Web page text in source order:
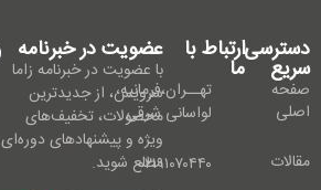
دسترسی
سریع
صفحه
اصلی
مقالات
ارتباط با
ما
تهــران،فرمانیه،
لواسانی شرقی
۰۲۱۹۱۰۷۰۴۴۰
عضویت در خبرنامه
با عضویت در خبرنامه زاما
سرویس، از جدیدترین
محصولات، تخفیف‌های
ویژه و پیشنهادهای دوره‌ای
مطلع شوید.